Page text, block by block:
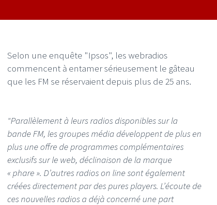
Selon une enquête "Ipsos", les webradios
commencent à entamer sérieusement le gâteau
que les FM se réservaient depuis plus de 25 ans.
"Parallèlement à leurs radios disponibles sur la
bande FM, les groupes média développent de plus en
plus une offre de programmes complémentaires
exclusifs sur le web, déclinaison de la marque
« phare ». D’autres radios on line sont également
créées directement par des pures players. L’écoute de
ces nouvelles radios a déjà concerné une part